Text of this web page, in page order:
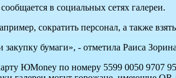
в социальных сетях галереи.
сократить персонал, а также
закупку бумаги», - отметила Раиса
ЮMoney по номеру 5599 0050 9707